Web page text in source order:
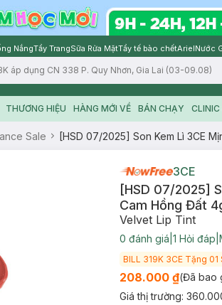
NắngTẩy TrangSữa Rửa MặtTẩy tế bào chếtArielNước
THƯƠNG HIỆU HÀNG MỚI VỀ BÁN CHẠY CLINIC
Sale [HSD 07/2025] Son Kem Lì 3CE
3CE
[HSD 07/2025]
Cam Hồng Đất
Velvet Lip Tint
0 đánh giá 1 Hỏi đáp
BILL 319K 3CE Tặng
208.000 ₫(Đã bao
Giá thị trường: